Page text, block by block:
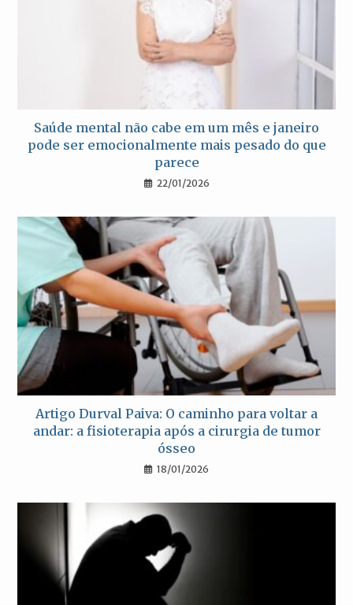
Saúde mental não cabe em um mês e janeiro
pode ser emocionalmente mais pesado do que
parece
22/01/2026
Artigo Durval Paiva: O caminho para voltar a
andar: a fisioterapia após a cirurgia de tumor
ósseo
18/01/2026